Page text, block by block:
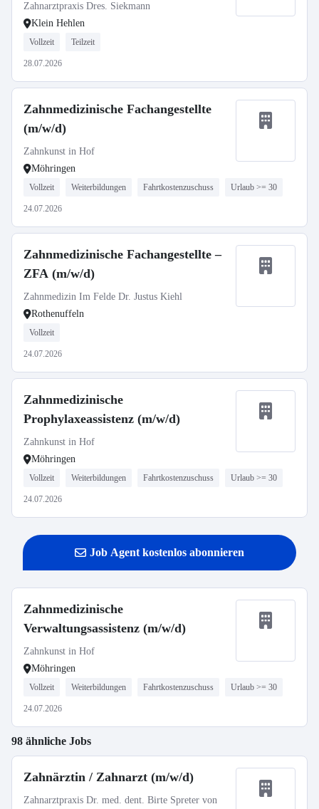
Zahnarztpraxis Dres. Siekmann
Klein Hehlen
Vollzeit Teilzeit
28.07.2026
Zahnmedizinische Fachangestellte
(m/w/d)
Zahnkunst in Hof
Möhringen
Vollzeit Weiterbildungen Fahrtkostenzuschuss Urlaub >= 30
24.07.2026
Zahnmedizinische Fachangestellte –
ZFA (m/w/d)
Zahnmedizin Im Felde Dr. Justus Kiehl
Rothenuffeln
Vollzeit
24.07.2026
Zahnmedizinische
Prophylaxeassistenz (m/w/d)
Zahnkunst in Hof
Möhringen
Vollzeit Weiterbildungen Fahrtkostenzuschuss Urlaub >= 30
24.07.2026
Job Agent kostenlos abonnieren
Zahnmedizinische
Verwaltungsassistenz (m/w/d)
Zahnkunst in Hof
Möhringen
Vollzeit Weiterbildungen Fahrtkostenzuschuss Urlaub >= 30
24.07.2026
98 ähnliche Jobs
Zahnärztin / Zahnarzt (m/w/d)
Zahnarztpraxis Dr. med. dent. Birte Spreter von